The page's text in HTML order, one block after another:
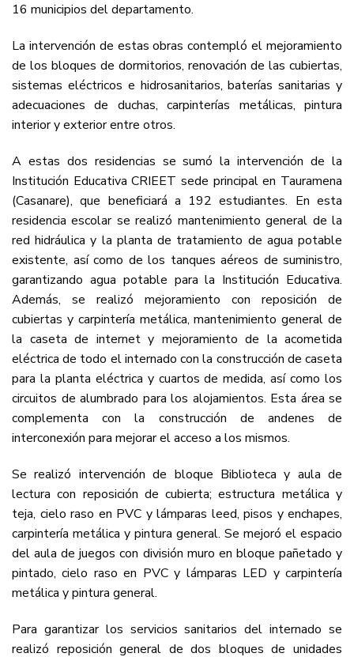
16 municipios del departamento.
La intervención de estas obras contempló el mejoramiento
de los bloques de dormitorios, renovación de las cubiertas,
sistemas eléctricos e hidrosanitarios, baterías sanitarias y
adecuaciones de duchas, carpinterías metálicas, pintura
interior y exterior entre otros.
A estas dos residencias se sumó la intervención de la
Institución Educativa CRIEET sede principal en Tauramena
(Casanare), que beneficiará a 192 estudiantes. En esta
residencia escolar se realizó mantenimiento general de la
red hidráulica y la planta de tratamiento de agua potable
existente, así como de los tanques aéreos de suministro,
garantizando agua potable para la Institución Educativa.
Además, se realizó mejoramiento con reposición de
cubiertas y carpintería metálica, mantenimiento general de
la caseta de internet y mejoramiento de la acometida
eléctrica de todo el internado con la construcción de caseta
para la planta eléctrica y cuartos de medida, así como los
circuitos de alumbrado para los alojamientos. Esta área se
complementa con la construcción de andenes de
interconexión para mejorar el acceso a los mismos.
Se realizó intervención de bloque Biblioteca y aula de
lectura con reposición de cubierta; estructura metálica y
teja, cielo raso en PVC y lámparas leed, pisos y enchapes,
carpintería metálica y pintura general. Se mejoró el espacio
del aula de juegos con división muro en bloque pañetado y
pintado, cielo raso en PVC y lámparas LED y carpintería
metálica y pintura general.
Para garantizar los servicios sanitarios del internado se
realizó reposición general de dos bloques de unidades